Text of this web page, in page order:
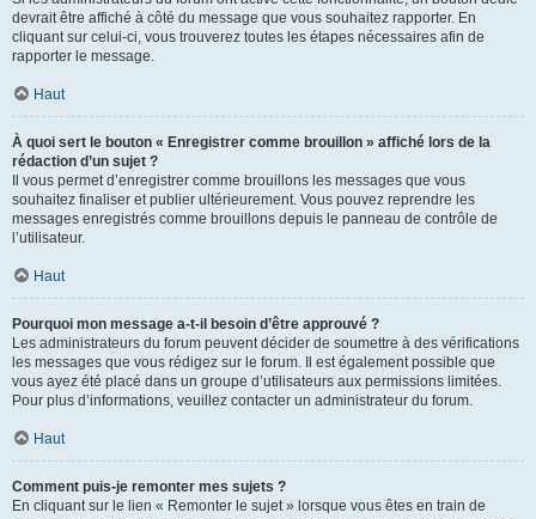
devrait être affiché à côté du message que vous souhaitez rapporter. En
cliquant sur celui-ci, vous trouverez toutes les étapes nécessaires afin de
rapporter le message.
Haut
À quoi sert le bouton « Enregistrer comme brouillon » affiché lors de la
rédaction d’un sujet ?
Il vous permet d’enregistrer comme brouillons les messages que vous
souhaitez finaliser et publier ultérieurement. Vous pouvez reprendre les
messages enregistrés comme brouillons depuis le panneau de contrôle de
l’utilisateur.
Haut
Pourquoi mon message a-t-il besoin d’être approuvé ?
Les administrateurs du forum peuvent décider de soumettre à des vérifications
les messages que vous rédigez sur le forum. Il est également possible que
vous ayez été placé dans un groupe d’utilisateurs aux permissions limitées.
Pour plus d’informations, veuillez contacter un administrateur du forum.
Haut
Comment puis-je remonter mes sujets ?
En cliquant sur le lien « Remonter le sujet » lorsque vous êtes en train de